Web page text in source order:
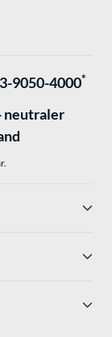
9050-4000*
neutraler